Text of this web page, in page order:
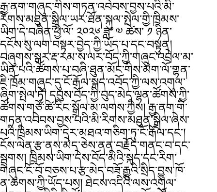
རྒྱ་ནག་གཞུང་གིས་གཏན་འབེབས་བྱས་པའི་མི་
རིགས་མཐུན་སྒྲིལ་ཡར་ཐོན་སྐུལ་སྤེལ་གྱི་ཁྲིམས་
ཡིག་དེ་བཞིན་ཕྱི་ལོ་ ༢༠༢༦ ཟླ་ ༧ ཚེས་ ༡ ཉིན་
དངོས་སུ་ལག་བསྟར་བྱེད་ཀྱི་ཡོད་པ་དང་བསྟུན།
བཞུགས་སྒར་རྡ་རམ་ས་ལར་བོད་ཀྱི་གཞུང་འབྲེལ་མ་
ཡིན་པའི་ཚོགས་པ་བཞི་ཐུན་མོང་གིས་མེག་ལོ་གྷན་
ཇི་ཁྲོམ་གཞུང་དུ་ངོ་རྒོལ་སྐད་འབོད་ཀྱི་ལས་འགུལ་
ཞིག་སྤེལ་ཏེ། དབུས་བོད་ཀྱི་བུད་མེད་ལྷན་ཚོགས་ཀྱི་
ཚོགས་གཙོ་ཚེ་རིང་སྒྲོལ་མ་ལགས་ཀྱིས། རྒྱ་ནག་གི་
གཏན་འབེབས་བྱས་པའི་མི་རིགས་མཐུན་སྒྲིལ་ཞེས་
པའི་ཁྲིམས་ཡིག་དེར་མཐའ་གཅིག་ཏུ་ངོ་རྒོལ་དང་།
ངོས་ལེན་རྩ་ནས་མེད་ཅེས་ནན་བརྗོད་གནང་བ་དང་
སྦྲགས། ཁྲིམས་ཡིག་དེས་བོད་མིའི་སྐད་དང་རིག་
གཞུང་ངོ་བོ་བཅས་པ་རྩ་མེད་བཟོ་རྒྱུའི་སྲིད་བྱུས་ཁོ་
ན་ཆགས་ཀྱི་ཡོད་པས། ཐེངས་འདིའི་ལས་འགུལ་